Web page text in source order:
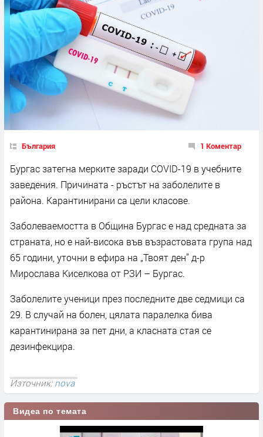
България 1 Коментар
Бургас затегна мерките заради COVID-19 в учебните
заведения. Причината - ръстът на заболелите в
района. Карантинирани са цели класове.
Заболеваемостта в Община Бургас е над средната за
страната, но е най-висока във възрастовата група над
65 години, уточни в ефира на „Твоят ден” д-р
Мирослава Киселкова от РЗИ – Бургас.
Заболелите ученици през последните две седмици са
29. В случай на болен, цялата паралелка бива
карантинирана за пет дни, а класната стая се
дезинфекцира.
Източник:nova
Видеа по темата